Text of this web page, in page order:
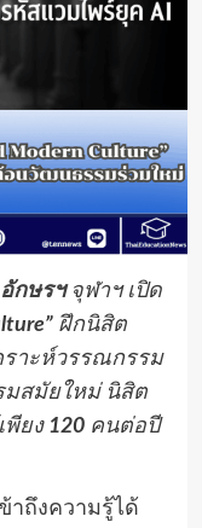
อักษรฯ จุฬาฯ เปิด
ฝึกนิสิต
ราะห์วรรณกรรม
มสมัยใหม่ นิสิต
พียง 120 คนต่อปี
าถึงความรู้ได้